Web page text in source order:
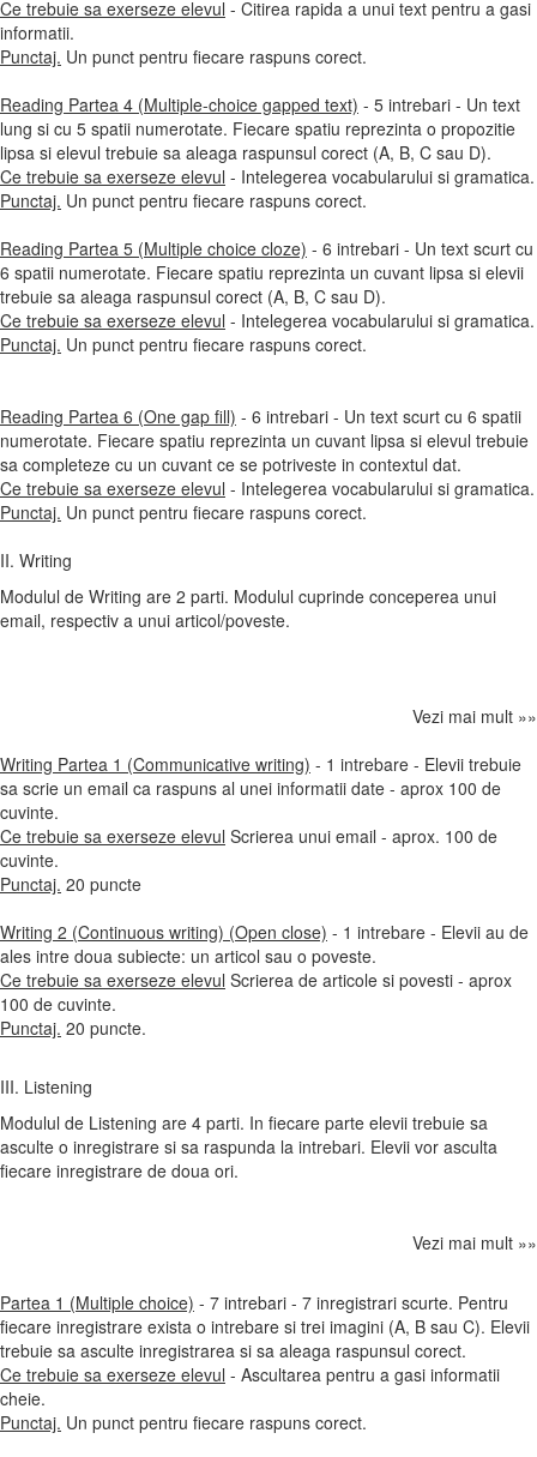
Ce trebuie sa exerseze elevul - Citirea rapida a unui text pentru a gasi
informatii.
Punctaj. Un punct pentru fiecare raspuns corect.
Reading Partea 4 (Multiple-choice gapped text) - 5 intrebari - Un text
lung si cu 5 spatii numerotate. Fiecare spatiu reprezinta o propozitie
lipsa si elevul trebuie sa aleaga raspunsul corect (A, B, C sau D).
Ce trebuie sa exerseze elevul - Intelegerea vocabularului si gramatica.
Punctaj. Un punct pentru fiecare raspuns corect.
Reading Partea 5 (Multiple choice cloze) - 6 intrebari - Un text scurt cu
6 spatii numerotate. Fiecare spatiu reprezinta un cuvant lipsa si elevii
trebuie sa aleaga raspunsul corect (A, B, C sau D).
Ce trebuie sa exerseze elevul - Intelegerea vocabularului si gramatica.
Punctaj. Un punct pentru fiecare raspuns corect.
Reading Partea 6 (One gap fill) - 6 intrebari - Un text scurt cu 6 spatii
numerotate. Fiecare spatiu reprezinta un cuvant lipsa si elevul trebuie
sa completeze cu un cuvant ce se potriveste in contextul dat.
Ce trebuie sa exerseze elevul - Intelegerea vocabularului si gramatica.
Punctaj. Un punct pentru fiecare raspuns corect.
II. Writing
Modulul de Writing are 2 parti. Modulul cuprinde conceperea unui
email, respectiv a unui articol/poveste.
Vezi mai mult »»
Writing Partea 1 (Communicative writing) - 1 intrebare - Elevii trebuie
sa scrie un email ca raspuns al unei informatii date - aprox 100 de
cuvinte.
Ce trebuie sa exerseze elevul Scrierea unui email - aprox. 100 de
cuvinte.
Punctaj. 20 puncte
Writing 2 (Continuous writing) (Open close) - 1 intrebare - Elevii au de
ales intre doua subiecte: un articol sau o poveste.
Ce trebuie sa exerseze elevul Scrierea de articole si povesti - aprox
100 de cuvinte.
Punctaj. 20 puncte.
III. Listening
Modulul de Listening are 4 parti. In fiecare parte elevii trebuie sa
asculte o inregistrare si sa raspunda la intrebari. Elevii vor asculta
fiecare inregistrare de doua ori.
Vezi mai mult »»
Partea 1 (Multiple choice) - 7 intrebari - 7 inregistrari scurte. Pentru
fiecare inregistrare exista o intrebare si trei imagini (A, B sau C). Elevii
trebuie sa asculte inregistrarea si sa aleaga raspunsul corect.
Ce trebuie sa exerseze elevul - Ascultarea pentru a gasi informatii
cheie.
Punctaj. Un punct pentru fiecare raspuns corect.